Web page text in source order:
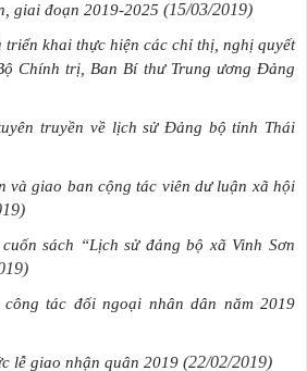
giai đoạn 2019-2025 (15/03/2019)
triển khai thực hiện các chỉ thị, nghị quyết
Chính trị, Ban Bí thư Trung ương Đảng
truyền về lịch sử Đảng bộ tỉnh Thái
và giao ban cộng tác viên dư luận xã hội
sách “Lịch sử đảng bộ xã Vinh Sơn
công tác đối ngoại nhân dân năm 2019
lễ giao nhận quân 2019 (22/02/2019)